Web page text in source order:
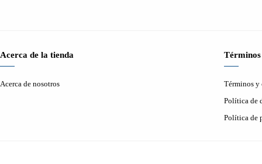
Acerca de la tienda
Acerca de nosotros
Términos
Términos y
Política de
Política de